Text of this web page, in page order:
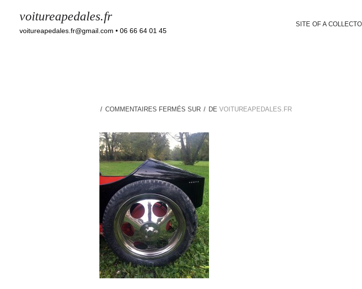
voitureapedales.fr
voitureapedales.fr@gmail.com • 06 66 64 01 45
SITE OF A
COMMENTAIRES FERMÉS SUR DE VOITUREAPEDALES.FR